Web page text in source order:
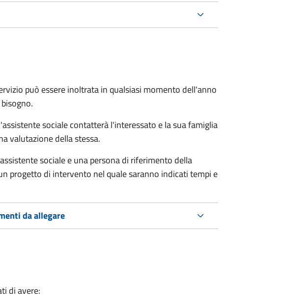
può essere inoltrata in qualsiasi momento dell'anno
sociale contatterà l'interessato e la sua famiglia
valutazione della stessa.
sociale e una persona di riferimento della
progetto di intervento nel quale saranno indicati tempi e
da allegare
di avere: